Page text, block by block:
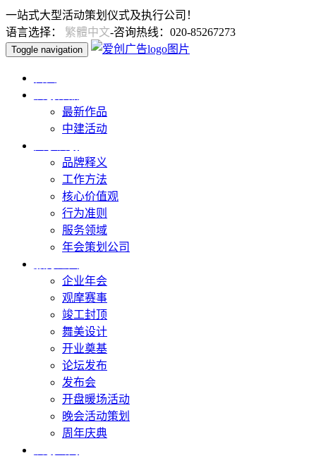
一站式大型活动策划仪式及执行公司！
语言选择： 繁體中文-咨询热线：020-85267273
Toggle navigation
最新作品
中建活动
品牌释义
工作方法
核心价值观
行为准则
服务领域
年会策划公司
企业年会
观摩赛事
竣工封顶
舞美设计
开业奠基
论坛发布
发布会
开盘暖场活动
晚会活动策划
周年庆典